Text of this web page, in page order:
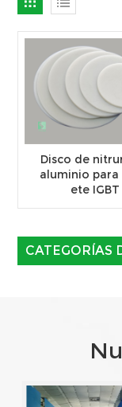
Disco de
aluminio para
ete IGBT
CATEGORÍAS